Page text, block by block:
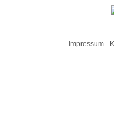
Impressum -